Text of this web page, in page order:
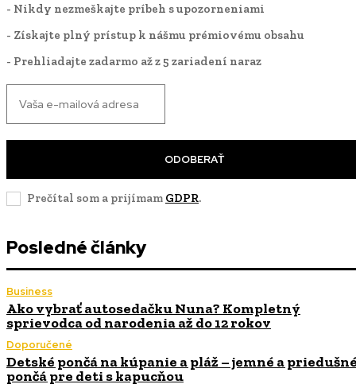
- Nikdy nezmeškajte príbeh s upozorneniami
- Získajte plný prístup k nášmu prémiovému obsahu
- Prehliadajte zadarmo až z 5 zariadení naraz
ODOBERAŤ
Prečítal som a prijímam GDPR.
Posledné články
Business
Ako vybrať autosedačku Nuna? Kompletný
sprievodca od narodenia až do 12 rokov
Doporučené
Detské pončá na kúpanie a pláž – jemné a
pončá pre deti s kapucňou